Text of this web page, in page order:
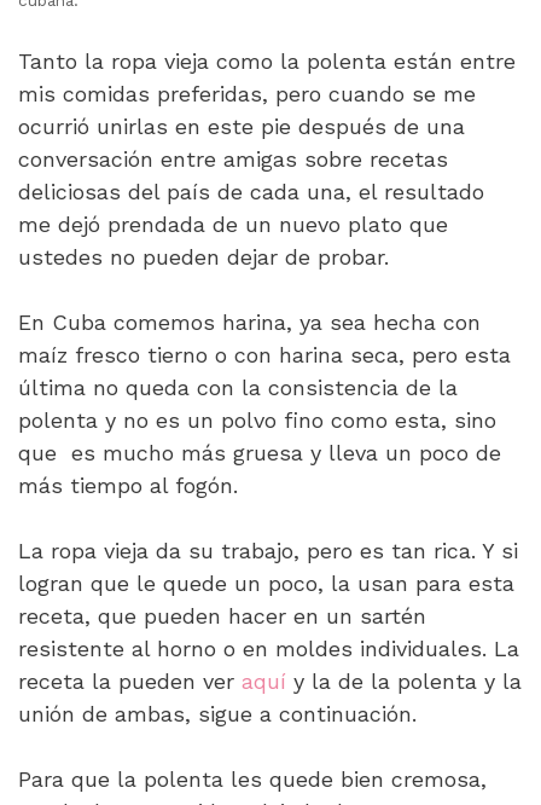
Tanto la ropa vieja como la polenta están entre
mis comidas preferidas, pero cuando se me
ocurrió unirlas en este pie después de una
conversación entre amigas sobre recetas
deliciosas del país de cada una, el resultado
me dejó prendada de un nuevo plato que
ustedes no pueden dejar de probar.
En Cuba comemos harina, ya sea hecha con
maíz fresco tierno o con harina seca, pero esta
última no queda con la consistencia de la
polenta y no es un polvo fino como esta, sino
que es mucho más gruesa y lleva un poco de
más tiempo al fogón.
La ropa vieja da su trabajo, pero es tan rica. Y si
logran que le quede un poco, la usan para esta
receta, que pueden hacer en un sartén
resistente al horno o en moldes individuales. La
receta la pueden ver aquí y la de la polenta y la
unión de ambas, sigue a continuación.
Para que la polenta les quede bien cremosa,